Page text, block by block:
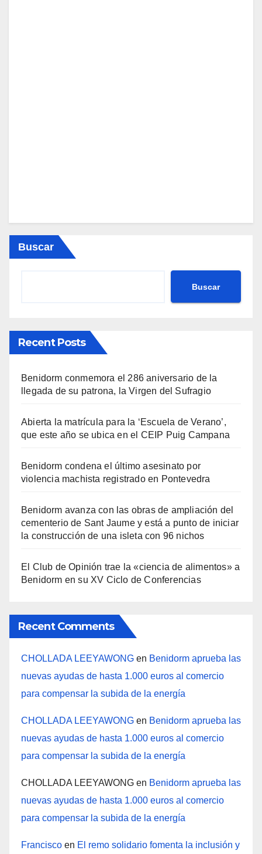
Buscar
Buscar
Recent Posts
Benidorm conmemora el 286 aniversario de la
llegada de su patrona, la Virgen del Sufragio
Abierta la matrícula para la ‘Escuela de Verano’,
que este año se ubica en el CEIP Puig Campana
Benidorm condena el último asesinato por
violencia machista registrado en Pontevedra
Benidorm avanza con las obras de ampliación del
cementerio de Sant Jaume y está a punto de iniciar
la construcción de una isleta con 96 nichos
El Club de Opinión trae la «ciencia de alimentos» a
Benidorm en su XV Ciclo de Conferencias
Recent Comments
CHOLLADA LEEYAWONG en Benidorm aprueba las
nuevas ayudas de hasta 1.000 euros al comercio
para compensar la subida de la energía
CHOLLADA LEEYAWONG en Benidorm aprueba las
nuevas ayudas de hasta 1.000 euros al comercio
para compensar la subida de la energía
CHOLLADA LEEYAWONG en Benidorm aprueba las
nuevas ayudas de hasta 1.000 euros al comercio
para compensar la subida de la energía
Francisco en El remo solidario fomenta la inclusión y